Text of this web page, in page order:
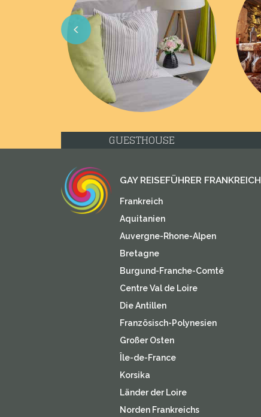
Previous
GUESTHOUSE
GAY REISEFÜHRER FRANKREICH
Frankreich
Aquitanien
Auvergne-Rhone-Alpen
Bretagne
Burgund-Franche-Comté
Centre Val de Loire
Die Antillen
Französisch-Polynesien
Großer Osten
Île-de-France
Korsika
Länder der Loire
Norden Frankreichs